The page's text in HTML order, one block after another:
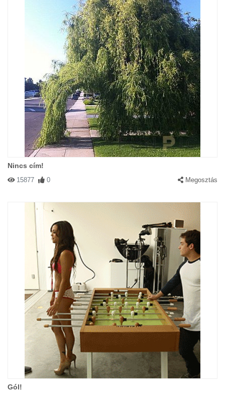
Nincs cím!
15877 0 Megosztás
Gól!